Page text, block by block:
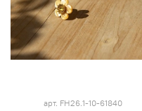
арт. FH26.1-10-61840